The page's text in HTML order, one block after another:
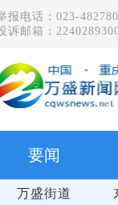
报电话：023-
诉邮箱：
要闻
万盛街道